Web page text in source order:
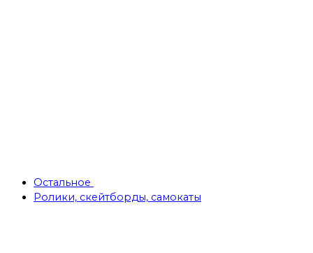
Остальное
Ролики, скейтборды, самокаты